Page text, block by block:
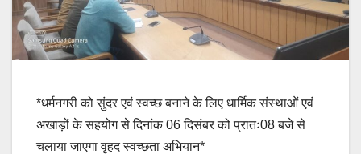
*धर्मनगरी को सुंदर एवं स्वच्छ बनाने के लिए धार्मिक संस्थाओं एवं
अखाड़ों के सहयोग से दिनांक 06 दिसंबर को प्रातः08 बजे से
चलाया जाएगा वृहद स्वच्छता अभियान*